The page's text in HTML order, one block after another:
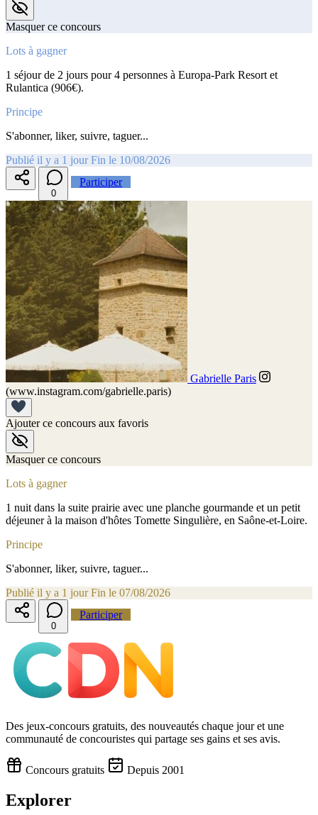
Masquer ce concours
Lots à gagner
1 séjour de 2 jours pour 4 personnes à Europa-Park Resort et
Rulantica (906€).
Principe
S'abonner, liker, suivre, taguer...
Publié il y a 1 jour Fin le 10/08/2026
0
Participer
Gabrielle Paris
(www.instagram.com/gabrielle.paris)
Ajouter ce concours aux favoris
Masquer ce concours
Lots à gagner
1 nuit dans la suite prairie avec une planche gourmande et un petit
déjeuner à la maison d'hôtes Tomette Singulière, en Saône-et-Loire.
Principe
S'abonner, liker, suivre, taguer...
Publié il y a 1 jour Fin le 07/08/2026
0
Participer
Des jeux-concours gratuits, des nouveautés chaque jour et une
communauté de concouristes qui partage ses gains et ses avis.
Concours gratuits Depuis 2001
Explorer